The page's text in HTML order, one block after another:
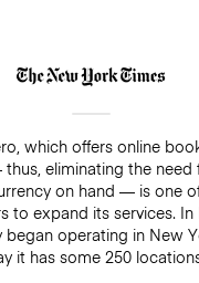
which offers online
eliminating the need
on hand — is one
to expand its services.
began operating in New
it has some 250